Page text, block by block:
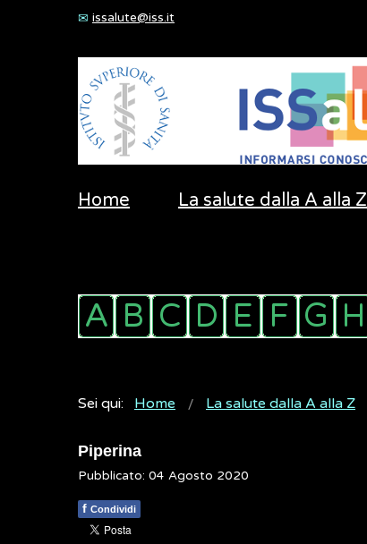
issalute@iss.it
Home La salute dalla A alla Z
Sei qui: Home La salute dalla A alla Z
Piperina
Pubblicato: 04 Agosto 2020
f Condividi